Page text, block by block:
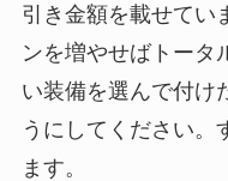
引き金額を載せてい
ンを増やせばトータ
い装備を選んで付け
うにしてください。
ます。